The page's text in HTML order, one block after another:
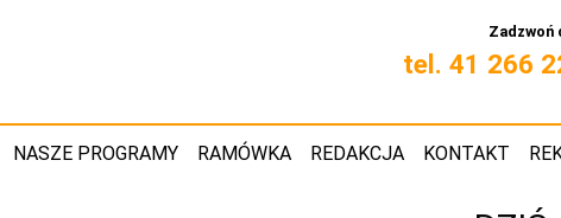
Zadzwoń
tel. 41 266
NASZE PROGRAMY RAMÓWKA REDAKCJA KONTAKT